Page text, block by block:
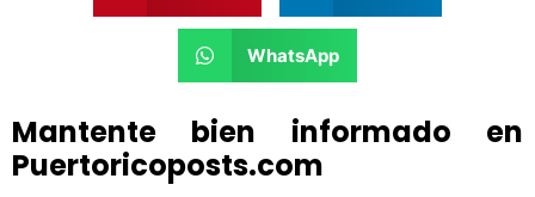
WhatsApp
Mantente bien informado en
Puertoricoposts.com